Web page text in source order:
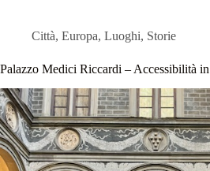
Città, Europa, Luoghi, Storie
Palazzo Medici Riccardi – Accessibilità